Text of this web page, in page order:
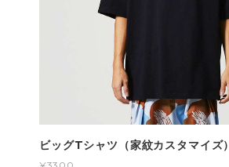
ビッグTシャツ（家紋カスタマイズ）